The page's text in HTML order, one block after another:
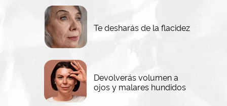
Devolverás volumen a
ojos y malares hundidos
Te desharás de la flacidez